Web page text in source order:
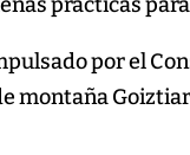
por el
montaña